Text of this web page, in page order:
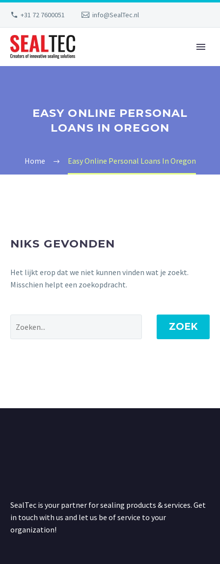
+31 72 7600051 info@SealTec.nl
EASY ONLINE PERSONAL
LOANS IN OREGON
Home Easy Online Personal Loans In Oregon
NIKS GEVONDEN
Het lijkt erop dat we niet kunnen vinden wat je zoekt.
Misschien helpt een zoekopdracht.
ZOEK
SealTec is your partner for sealing products & services. Get
in touch with us and let us be of service to your
organization!